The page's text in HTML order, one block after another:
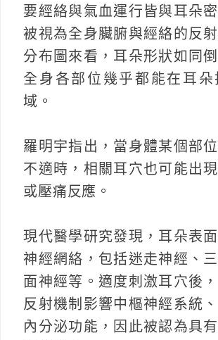
要經絡與氣血運行皆與耳朵
被視為全身臟腑與經絡的反
分布圖來看，耳朵形狀如同
全身各部位幾乎都能在耳朵
域。
羅明宇指出，當身體某個部
不適時，相關耳穴也可能出
或壓痛反應。
現代醫學研究發現，耳朵表
神經網絡，包括迷走神經、
面神經等。適度刺激耳穴後
反射機制影響中樞神經系統
內分泌功能，因此被認為具